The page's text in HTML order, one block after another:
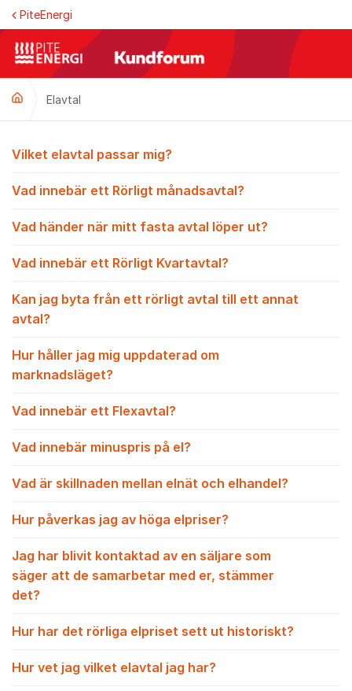
Hoppa till innehåll
PiteEnergi
Elavtal
Elavtal
Vilket elavtal passar mig?
Vad innebär ett Rörligt månadsavtal?
Vad händer när mitt fasta avtal löper ut?
Vad innebär ett Rörligt Kvartavtal?
Kan jag byta från ett rörligt avtal till ett annat
avtal?
Hur håller jag mig uppdaterad om
marknadsläget?
Vad innebär ett Flexavtal?
Vad innebär minuspris på el?
Vad är skillnaden mellan elnät och elhandel?
Hur påverkas jag av höga elpriser?
Jag har blivit kontaktad av en säljare som
säger att de samarbetar med er, stämmer
det?
Hur har det rörliga elpriset sett ut historiskt?
Hur vet jag vilket elavtal jag har?